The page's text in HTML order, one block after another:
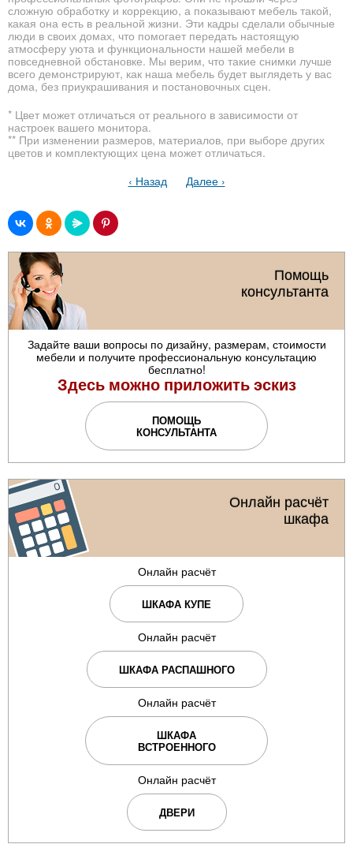
сложную обработку и коррекцию, а показывают мебель такой,
какая она есть в реальной жизни. Эти кадры сделали обычные
люди в своих домах, что помогает передать настоящую
атмосферу уюта и функциональности нашей мебели в
повседневной обстановке. Мы верим, что такие снимки лучше
всего демонстрируют, как наша мебель будет выглядеть у вас
дома, без приукрашивания и постановочных сцен.
* Цвет может отличаться от реального в зависимости от
настроек вашего монитора.
** При изменении размеров, материалов, при выборе других
цветов и комплектующих цена может отличаться.
‹ Назад
Далее ›
Помощь
консультанта
Задайте ваши вопросы по дизайну, размерам, стоимости
мебели и получите профессиональную консультацию
бесплатно!
Здесь можно приложить эскиз
ПОМОЩЬ
КОНСУЛЬТАНТА
Онлайн расчёт
шкафа
Онлайн расчёт
ШКАФА КУПЕ
Онлайн расчёт
ШКАФА РАСПАШНОГО
Онлайн расчёт
ШКАФА
ВСТРОЕННОГО
Онлайн расчёт
ДВЕРИ